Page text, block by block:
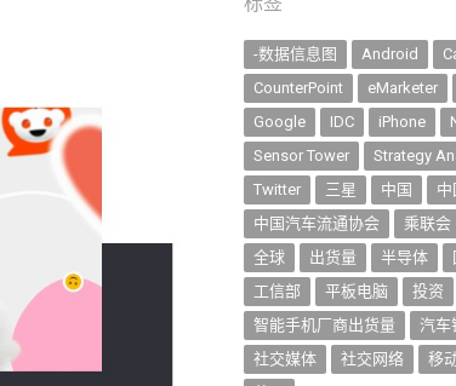
-数据信息图 Android
CounterPoint
eMarketer
Google
IDC iPhone
Sensor Tower
Strategy
Twitter
三星 中国
中国汽车流通协会
乘联会
全球
出货量 半导体
工信部
平板电脑 投资
智能手机厂商出货量
汽车
社交媒体
社交网络 移